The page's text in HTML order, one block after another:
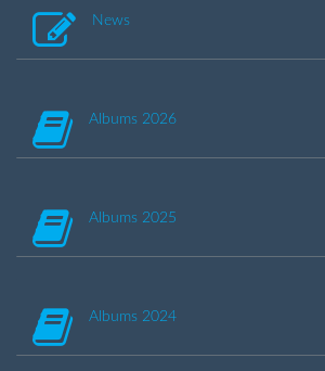
News
Albums 2026
Albums 2025
Albums 2024